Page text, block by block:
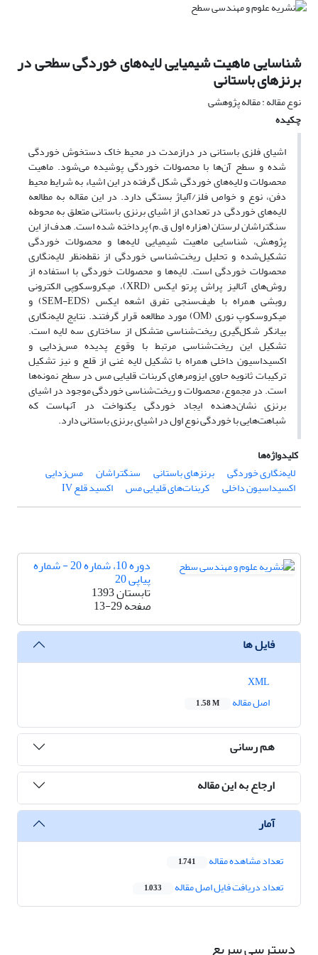
شناسایی ماهیت شیمیایی لایه‌های خوردگی سطحی در
برنزهای باستانی
نوع مقاله : مقاله پژوهشی
چکیده
اشیای فلزی باستانی در درازمدت در محیط خاک دستخوش خوردگی
شده و سطح آن‌ها با محصولات خوردگی پوشیده می‌شود. ماهیت
محصولات و لایه‌های خوردگی شکل‌ گرفته در این اشیاء به شرایط محیط
دفن، نوع و خواص فلز/آلیاژ بستگی دارد. در این مقاله به مطالعه
لایه‌های خوردگی در تعدادی از اشیای برنزی باستانی متعلق به محوطه
سنگتراشان لرستان (هزاره اول ق.م) پرداخته شده است. هدف از این
پژوهش، شناسایی ماهیت شیمیایی لایه‌ها و محصولات خوردگی
تشکیل‌شده و تحلیل ریخت‌شناسی خوردگی از نقطه‌نظر لایه‌نگاری
محصولات خوردگی است. لایه‌ها و محصولات خوردگی با استفاده از
روش‌های آنالیز پراش پرتو ایکس (XRD)، میکروسکوپی الکترونی
روبشی همراه با طیف‌سنجی تفرق اشعه ایکس (SEM-EDS) و
میکروسکوپ نوری (OM) مورد مطالعه قرار گرفتند. نتایج لایه‌نگاری
بیانگر شکل‌گیری ریخت‌شناسی متشکل از ساختاری سه لایه است.
تشکیل این ریخت‌شناسی مرتبط با وقوع پدیده مس‌زدایی و
اکسیداسیون داخلی همراه با تشکیل لایه غنی از قلع و نیز تشکیل
ترکیبات ثانویه حاوی ایزومرهای کربنات قلیایی مس در سطح نمونه‌ها
است. در مجموع، محصولات و ریخت‌شناسی خوردگی موجود در اشیای
برنزی نشان‌دهنده ایجاد خوردگی یکنواخت در آنهاست که
شباهت‌هایی با خوردگی نوع اول در اشیای برنزی باستانی دارد.
کلیدواژه‌ها
لایه‌نگاری خوردگی
برنزهای باستانی سنگتراشان مس‌زدایی
اکسیداسیون داخلی کربنات‌های قلیایی مس اکسید قلع IV
دوره 10، شماره 20 - شماره
پیاپی 20
تابستان 1393
صفحه13-29
فایل ها
اصل مقاله
1.58 M
هم رسانی
ارجاع به این مقاله
آمار
تعداد مشاهده مقاله 1,741
تعداد دریافت فایل اصل مقاله 1,033
دسترسی سریع